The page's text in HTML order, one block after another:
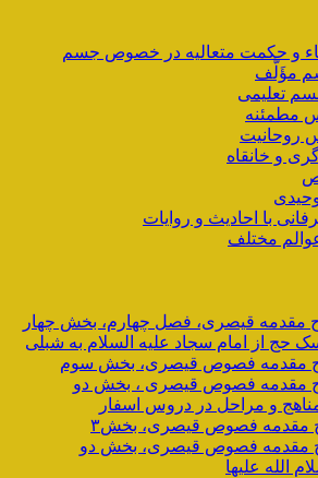
و حکمت متعالیه در خصوص جسم
مؤَلَّف
تعلیمی
مطمئنه
روحانیت
و خانقاه
با احادیث و روایات
مختلف
قیصری، فصل چهارم، بخش چهار
حج از امام سجاد علیه السلام به شبلی
مقدمه فصوص قیصری، بخش سوم
مقدمه فصوص قیصری ، بخش دو
و مراحل در دروس اسفار
فصوص قیصری، بخش۳
فصوص قیصری، بخش دو
الله علیها